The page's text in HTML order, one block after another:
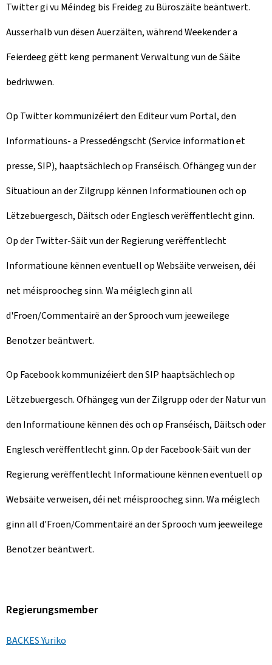
Twitter gi vu Méindeg bis Freideg zu Büroszäite beäntwert.
Ausserhalb vun dësen Auerzäiten, während Weekender a
Feierdeeg gëtt keng permanent Verwaltung vun de Säite
bedriwwen.
Op Twitter kommunizéiert den Editeur vum Portal, den
Informatiouns- a Pressedéngscht (Service information et
presse, SIP), haaptsächlech op Franséisch. Ofhängeg vun der
Situatioun an der Zilgrupp kënnen Informatiounen och op
Lëtzebuergesch, Däitsch oder Englesch verëffentlecht ginn.
Op der Twitter-Säit vun der Regierung verëffentlecht
Informatioune kënnen eventuell op Websäite verweisen, déi
net méisproocheg sinn. Wa méiglech ginn all
d'Froen/Commentairë an der Sprooch vum jeeweilege
Benotzer beäntwert.
Op Facebook kommunizéiert den SIP haaptsächlech op
Lëtzebuergesch. Ofhängeg vun der Zilgrupp oder der Natur vun
den Informatioune kënnen dës och op Franséisch, Däitsch oder
Englesch verëffentlecht ginn. Op der Facebook-Säit vun der
Regierung verëffentlecht Informatioune kënnen eventuell op
Websäite verweisen, déi net méisproocheg sinn. Wa méiglech
ginn all d'Froen/Commentairë an der Sprooch vum jeeweilege
Benotzer beäntwert.
Regierungsmember
BACKES Yuriko